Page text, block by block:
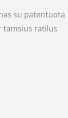
su patentuota
tamsius ratilus